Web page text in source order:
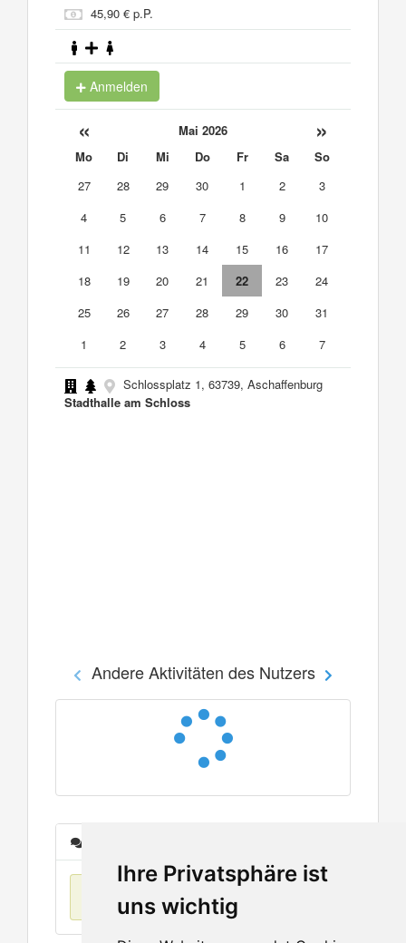
Ihre Privatsphäre ist
uns wichtig
45,90 € p.P.
Anmelden
« Mai 2026 »
Mo Di Mi Do Fr Sa
So
27
28 29 30 1 2
3
4
5 6 7 8 9
10
11
12 13 14 15 16
17
18
19 20 21 22 23
24
25
26 27 28 29 30
31
1
2 3 4 5 6 7
Schlossplatz 1, 63739, Aschaffenburg
Stadthalle am Schloss
Andere Aktivitäten des Nutzers
Keine Einträge